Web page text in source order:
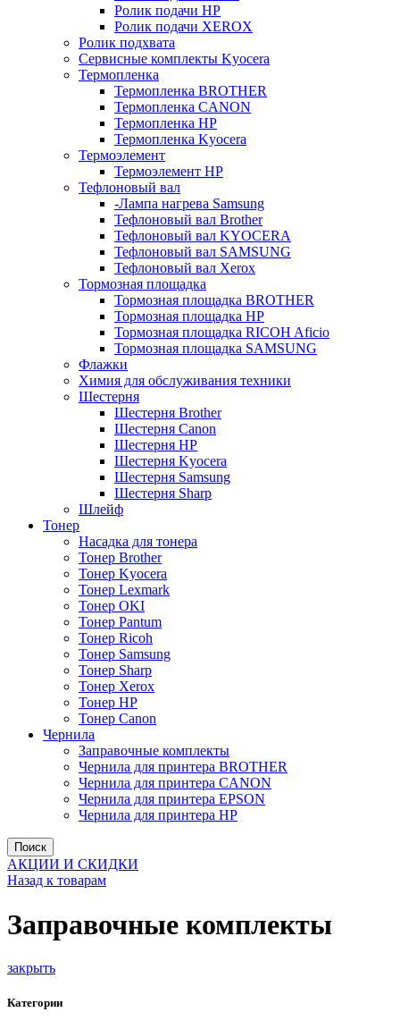
Ролик подачи HP
Ролик подачи XEROX
Ролик подхвата
Сервисные комплекты Kyocera
Термопленка
Термопленка BROTHER
Термопленка CANON
Термопленка HP
Термопленка Kyocera
Термоэлемент
Термоэлемент НР
Тефлоновый вал
-Лампа нагрева Samsung
Тефлоновый вал Brother
Тефлоновый вал KYOCERA
Тефлоновый вал SAMSUNG
Тефлоновый вал Xerox
Тормозная площадка
Тормозная площадка BROTHER
Тормозная площадка HP
Тормозная площадка RICOH Aficio
Тормозная площадка SAMSUNG
Флажки
Химия для обслуживания техники
Шестерня
Шестерня Brother
Шестерня Canon
Шестерня HP
Шестерня Kyocera
Шестерня Samsung
Шестерня Sharp
Шлейф
Тонер
Насадка для тонера
Тонер Brother
Тонер Kyocera
Тонер Lexmark
Тонер OKI
Тонер Pantum
Тонер Ricoh
Тонер Samsung
Тонер Sharp
Тонер Xerox
Тонер НР
Тонер Саnon
Чернила
Заправочные комплекты
Чернила для принтера BROTHER
Чернила для принтера CANON
Чернила для принтера EPSON
Чернила для принтера HP
Поиск
АКЦИИ И СКИДКИ
Назад к товарам
Заправочные комплекты
закрыть
Категории